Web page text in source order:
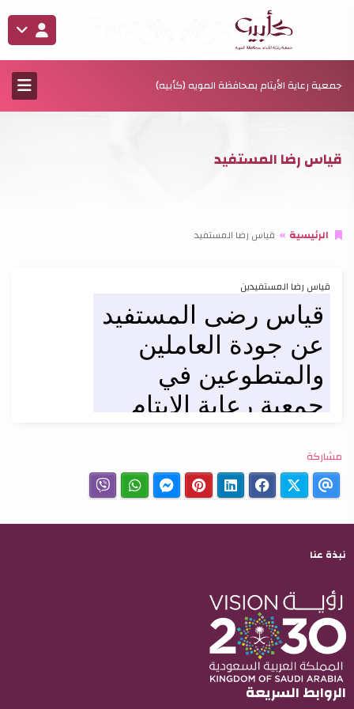
جمعية رعاية الأيتام بمحافظة المويه (كأبيه)
قياس رضا المستفيد
الرئيسية قياس رضا المستفيد
قياس رضا المستفيدين
مشاركة
نبذة عنا
الروابط السريعة